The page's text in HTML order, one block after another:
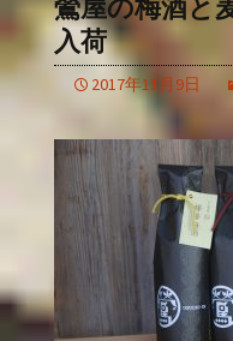
鶯屋の梅酒と
入荷
2017年11月9日